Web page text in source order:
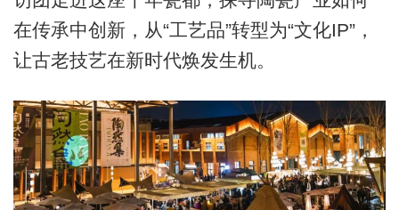
在传承中创新，从“工艺品”转型为“文化IP”，
让古老技艺在新时代焕发生机。